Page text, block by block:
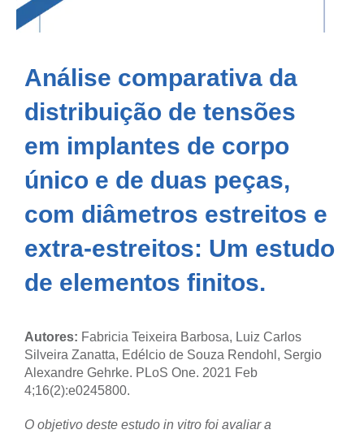
Análise comparativa da
distribuição de tensões
em implantes de corpo
único e de duas peças,
com diâmetros estreitos e
extra-estreitos: Um estudo
de elementos finitos.
Autores: Fabricia Teixeira Barbosa, Luiz Carlos
Silveira Zanatta, Edélcio de Souza Rendohl, Sergio
Alexandre Gehrke. PLoS One. 2021 Feb
4;16(2):e0245800.
O objetivo deste estudo in vitro foi avaliar a